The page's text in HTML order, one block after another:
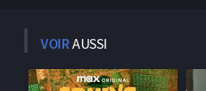
VOIRAUSSI